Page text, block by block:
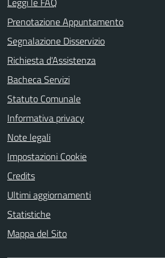
Prenotazione Appuntamento
Segnalazione Disservizio
Richiesta d'Assistenza
Bacheca Servizi
Statuto Comunale
Informativa privacy
Note legali
Impostazioni Cookie
Credits
Ultimi aggiornamenti
Statistiche
Mappa del Sito